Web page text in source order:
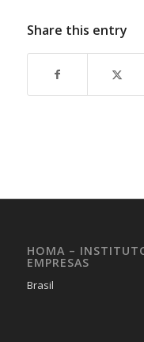
Share this entry
HOMA –
EMPRESAS
Brasil